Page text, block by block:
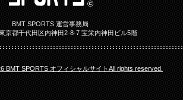
BMT SPORTS 運営事務局
京都千代田区内神田2-8-7 宝栄内神田ビル5階
BMT SPORTS オフィシャルサイトAll rights reserved.